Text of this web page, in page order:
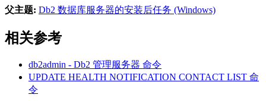
父主题: Db2 数据库服务器的安装后任务 (Windows)
相关参考
db2admin - Db2 管理服务器 命令
UPDATE HEALTH NOTIFICATION CONTACT LIST 命
令